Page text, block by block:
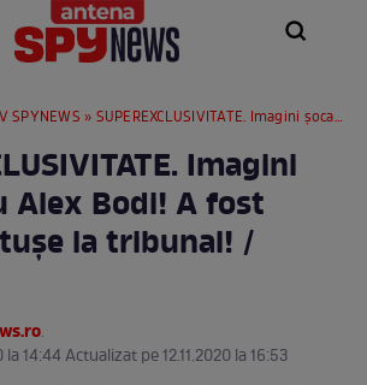
SPYNEWS » SUPEREXCLUSIVITATE. Imagini șocante cu Alex Bodi! A fost adus în cătușe la tribunal! / VIDEO
Imagini
Alex Bodi! A fost
la tribunal! /
.
la 14:44 Actualizat pe 12.11.2020 la 16:53